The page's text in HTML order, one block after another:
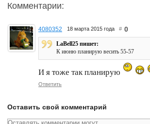
Комментарии:
4080352 18 марта 2015 года # 0
LaBell25 пишет:
К июню планирую весить 55-57
И я тоже так планирую
Ответить
Оставить свой комментарий